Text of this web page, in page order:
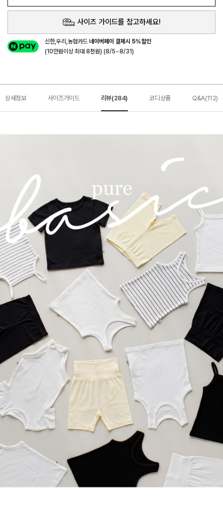
사이즈 가이드를 참고하세요!
신한,우리,농협카드네이버페이 결제시 5%할인
(10만원이상 최대 8천원) (8/5~8/31)
상세정보 사이즈가이드 리뷰(284) 코디상품 Q&A(112)